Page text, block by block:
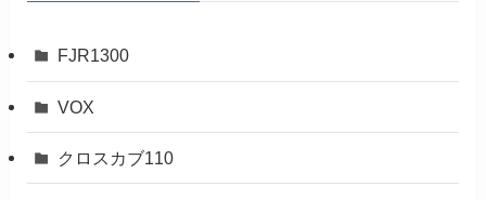
FJR1300
VOX
クロスカブ110